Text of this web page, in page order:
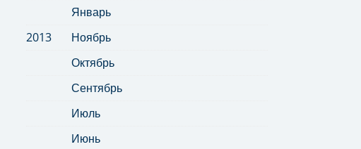
Январь
2013
Ноябрь
Октябрь
Сентябрь
Июль
Июнь